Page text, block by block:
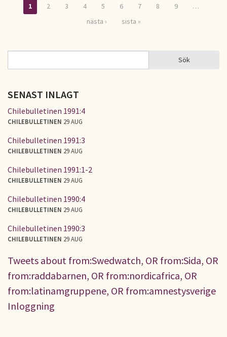
1 2 3 4 5 6 7 8 9
…
nästa ›
sista »
SÖKFORMULÄR Sök
SENAST INLAGT
Chilebulletinen 1991:4
CHILEBULLETINEN 29 AUG
Chilebulletinen 1991:3
CHILEBULLETINEN 29 AUG
Chilebulletinen 1991:1-2
CHILEBULLETINEN 29 AUG
Chilebulletinen 1990:4
CHILEBULLETINEN 29 AUG
Chilebulletinen 1990:3
CHILEBULLETINEN 29 AUG
Tweets about from:Swedwatch, OR from:Sida, OR
from:raddabarnen, OR from:nordicafrica, OR
from:latinamgruppene, OR from:amnestysverige
Inloggning